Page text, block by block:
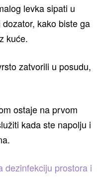
levka sipati u
kako biste ga
kuće.
zatvorili u posudu,
ostaje na prvom
kada ste napolju i
dezinfekciju prostora i